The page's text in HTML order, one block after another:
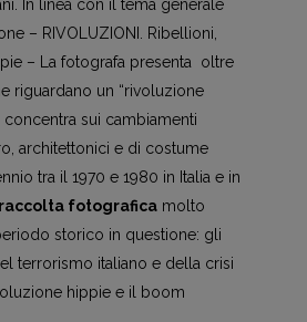
In linea con il tema generale
– RIVOLUZIONI. Ribellioni,
– La fotografa presenta oltre
riguardano un “rivoluzione
concentra sui cambiamenti
architettonici e di costume
tra il 1970 e 1980 in Italia e in
raccolta fotograficamolto
storico in questione: gli
terrorismo italiano e della crisi
hippie e il boom